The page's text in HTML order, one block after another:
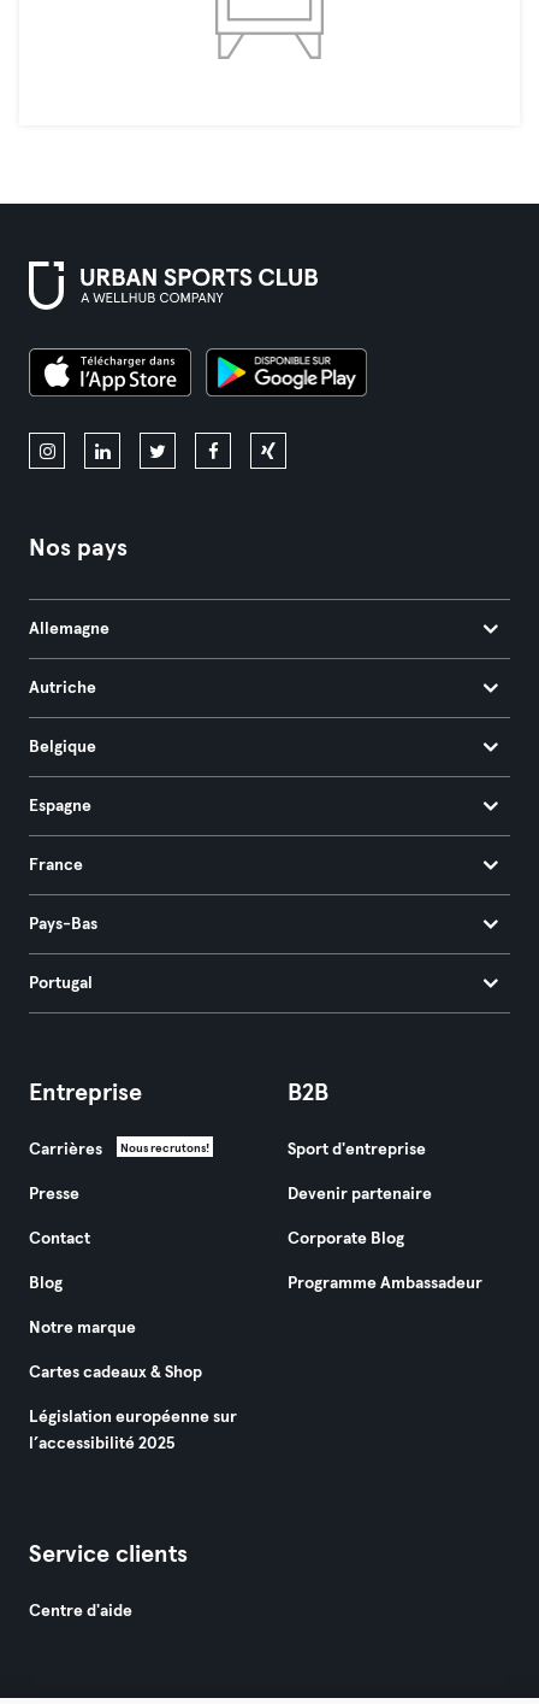
Nos pays
Allemagne
Autriche
Belgique
Espagne
France
Pays-Bas
Portugal
Entreprise
Carrières Nous recrutons!
Presse
Contact
Blog
Notre marque
Cartes cadeaux & Shop
Législation européenne sur
l’accessibilité 2025
B2B
Sport d'entreprise
Devenir partenaire
Corporate Blog
Programme Ambassadeur
Service clients
Centre d'aide